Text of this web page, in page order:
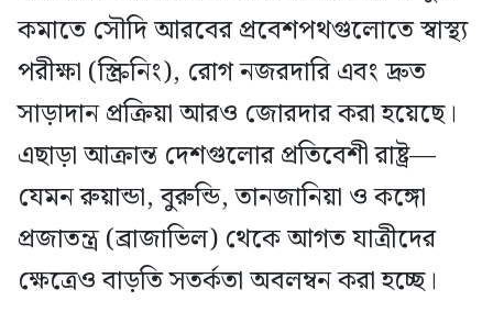
কমাতে সৌদি আরবের প্রবেশপথগুলোতে স্বাস্থ্য
পরীক্ষা (স্ক্রিনিং), রোগ নজরদারি এবং দ্রুত
সাড়াদান প্রক্রিয়া আরও জোরদার করা হয়েছে।
এছাড়া আক্রান্ত দেশগুলোর প্রতিবেশী রাষ্ট্র—
যেমন রুয়ান্ডা, বুরুন্ডি, তানজানিয়া ও কঙ্গো
প্রজাতন্ত্র (ব্রাজাভিল) থেকে আগত যাত্রীদের
ক্ষেত্রেও বাড়তি সতর্কতা অবলম্বন করা হচ্ছে।